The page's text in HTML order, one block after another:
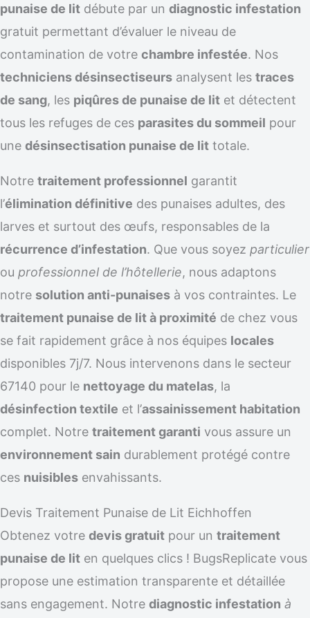
punaise de lit débute par un diagnostic infestation
gratuit permettant d’évaluer le niveau de
contamination de votre chambre infestée. Nos
techniciens désinsectiseurs analysent les traces
de sang, les piqûres de punaise de lit et détectent
tous les refuges de ces parasites du sommeil pour
une désinsectisation punaise de lit totale.
Notre traitement professionnel garantit
l’élimination définitive des punaises adultes, des
larves et surtout des œufs, responsables de la
récurrence d’infestation. Que vous soyez particulier
ou professionnel de l’hôtellerie, nous adaptons
notre solution anti-punaises à vos contraintes. Le
traitement punaise de lit à proximité de chez vous
se fait rapidement grâce à nos équipes locales
disponibles 7j/7. Nous intervenons dans le secteur
67140 pour le nettoyage du matelas, la
désinfection textile et l’assainissement habitation
complet. Notre traitement garanti vous assure un
environnement sain durablement protégé contre
ces nuisibles envahissants.
Devis Traitement Punaise de Lit Eichhoffen
Obtenez votre devis gratuit pour un traitement
punaise de lit en quelques clics ! BugsReplicate vous
propose une estimation transparente et détaillée
sans engagement. Notre diagnostic infestation à